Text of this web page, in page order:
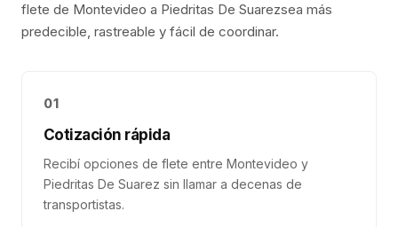
flete de Montevideo a Piedritas De Suarezsea más
predecible, rastreable y fácil de coordinar.
01
Cotización rápida
Recibí opciones de flete entre Montevideo y
Piedritas De Suarez sin llamar a decenas de
transportistas.